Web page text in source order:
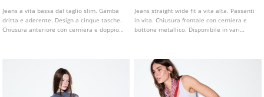
Jeans a vita bassa dal taglio slim. Gamba
dritta e aderente. Design a cinque tasche.
Chiusura anteriore con cerniera e doppio
Jeans straight wide fit a vita alta. Passanti
in vita. Chiusura frontale con cerniera e
bottone metallico. Disponibile in vari